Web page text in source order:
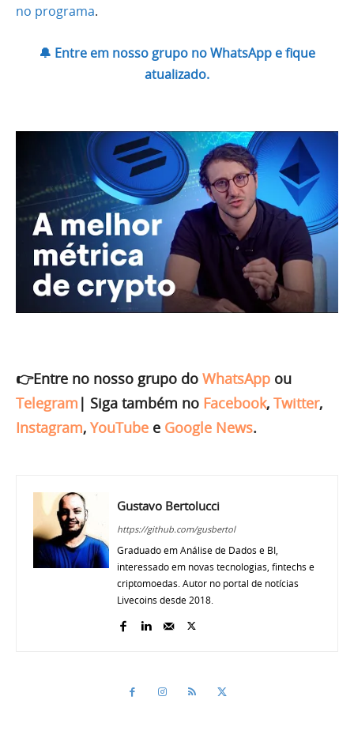
no programa.
🔔 Entre em nosso grupo no WhatsApp e fique
atualizado.
👉Entre no nosso grupo do WhatsApp ou
Telegram | Siga também no Facebook, Twitter,
Instagram, YouTube e Google News.
Gustavo Bertolucci
https://github.com/gusbertol
Graduado em Análise de Dados e BI,
interessado em novas tecnologias, fintechs e
criptomoedas. Autor no portal de notícias
Livecoins desde 2018.